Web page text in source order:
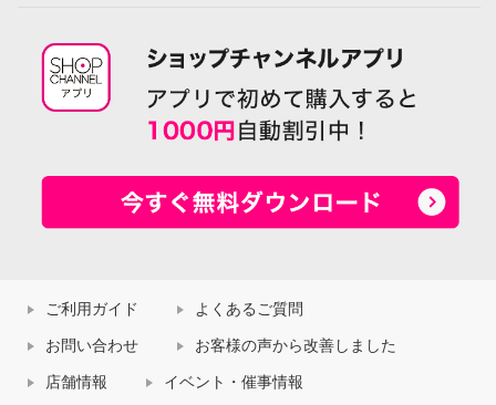
ご利用ガイド よくあるご質問
お問い合わせ お客様の声から改善しました
店舗情報 イベント・催事情報